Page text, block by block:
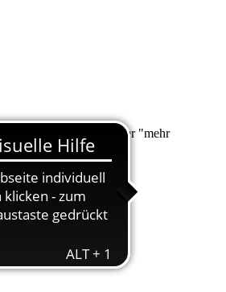
Anliegen suchen. Unter "mehr